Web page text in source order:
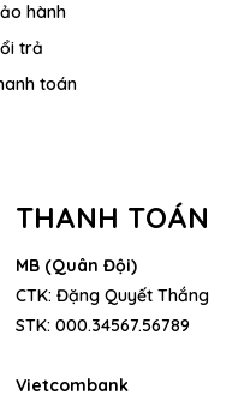
hành
trả
toán
THANH TOÁN
MB (Quân Đội)
CTK: Đặng Quyết Thắng
STK: 000.34567.56789
Vietcombank